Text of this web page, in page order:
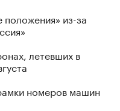
положения» из-за
летевших в
номеров машин